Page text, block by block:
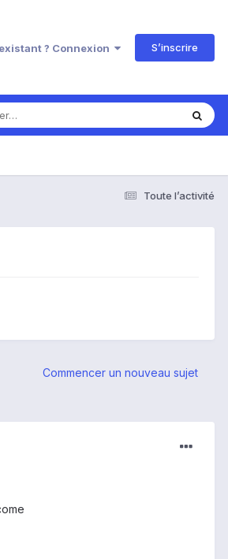
? Connexion S’inscrire
Toute l’activité
Commencer un nouveau sujet